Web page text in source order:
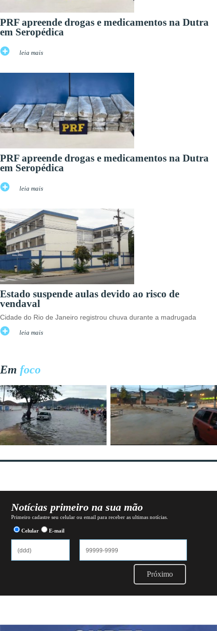
PRF apreende drogas e medicamentos na Dutra
em Seropédica
leia mais
PRF apreende drogas e medicamentos na Dutra
em Seropédica
leia mais
Estado suspende aulas devido ao risco de
vendaval
Cidade do Rio de Janeiro registrou chuva durante a madrugada
leia mais
Em foco
Notícias primeiro na sua mão
Primeiro cadastre seu celular ou email para receber as ultimas notícias.
Celular E-mail
Próximo